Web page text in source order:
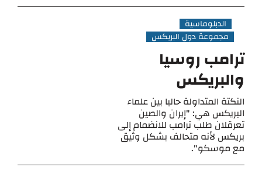
الدبلوماسية
مجموعة دول البريكس
ترامب روسيا
والبريكس
النكتة المتداولة حاليا بين علماء
البريكس هي: "إيران والصين
تعرقلان طلب ترامب للانضمام إلى
بريكس لأنه متحالف بشكل وثيق
مع موسكو".